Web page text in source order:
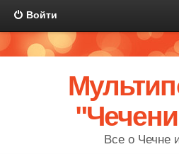
Войти
Все о Чечне